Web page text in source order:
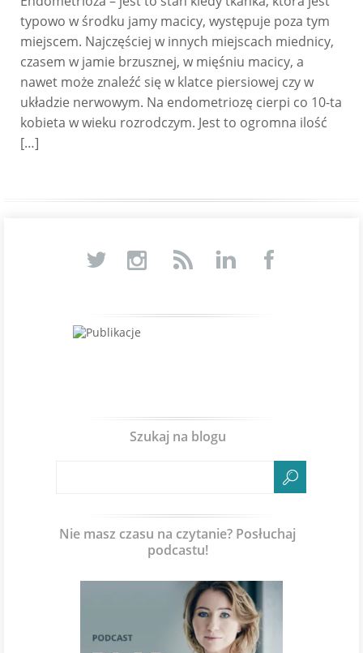
typowo w środku jamy macicy, występuje poza tym
miejscem. Najczęściej w innych miejscach miednicy,
czasem w jamie brzusznej, w mięśniu macicy, a
nawet może znaleźć się w klatce piersiowej czy w
układzie nerwowym. Na endometriozę cierpi co 10-ta
kobieta w wieku rozrodczym. Jest to ogromna ilość
[…]
Szukaj na blogu
Nie masz czasu na czytanie? Posłuchaj
podcastu!